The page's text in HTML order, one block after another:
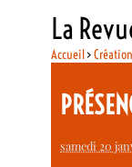
La
Accueil>Création
samedi 20